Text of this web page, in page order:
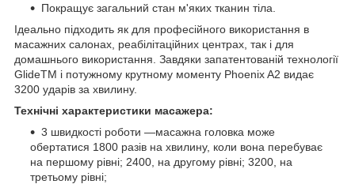
Покращує загальний стан м'яких тканин тіла.
Ідеально підходить як для професійного використання в
масажних салонах, реабілітаційних центрах, так і для
домашнього використання. Завдяки запатентованій технології
GlideTM і потужному крутному моменту Phoenix A2 видає
3200 ударів за хвилину.
Технічні характеристики масажера:
3 швидкості роботи —масажна головка може
обертатися 1800 разів на хвилину, коли вона перебуває
на першому рівні; 2400, на другому рівні; 3200, на
третьому рівні;